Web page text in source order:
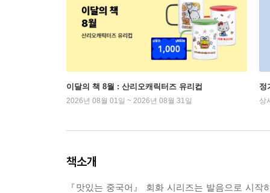
이달의 책 8월 : 산리오캐릭터즈 유리컵
2026년 08월 01일 ~ 2026년 08월 31일
정
상
책소개
『맛있는 중국어』 회화 시리즈는 발음으로 시작